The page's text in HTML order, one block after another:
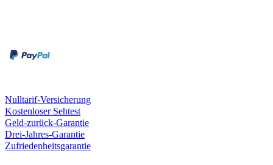
Nulltarif-Versicherung
Kostenloser Sehtest
Geld-zurück-Garantie
Drei-Jahres-Garantie
Zufriedenheitsgarantie